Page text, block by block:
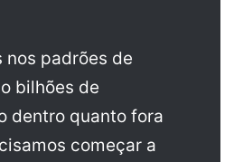
nos padrões de
bilhões de
dentro quanto fora
começar a